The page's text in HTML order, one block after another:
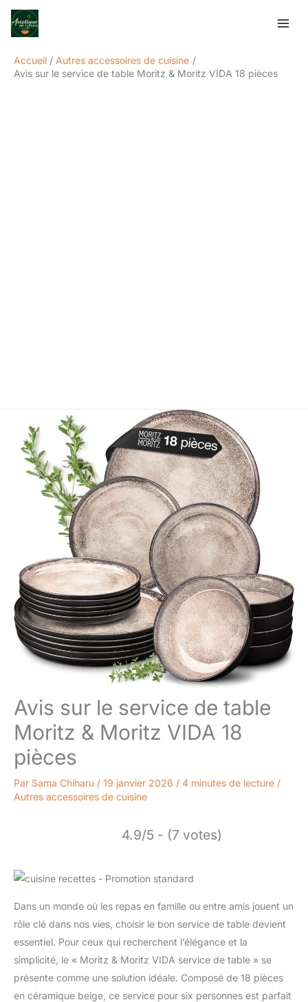
Aller
Accueil
Autres accessoires de cuisine
Avis sur le service de table Moritz & Moritz VIDA 18 pièces
Avis sur le service de table
Moritz & Moritz VIDA 18
pièces
Par Sama Chiharu / 19 janvier 2026 / 4 minutes de lecture /
Autres accessoires de cuisine
4.9/5 - (7 votes)
Dans un monde où les repas en famille ou entre amis jouent un
rôle clé dans nos vies, choisir le bon service de table devient
essentiel. Pour ceux qui recherchent l’élégance et la
simplicité, le « Moritz & Moritz VIDA service de table » se
présente comme une solution idéale. Composé de 18 pièces
en céramique beige, ce service pour six personnes est parfait
Rechercher